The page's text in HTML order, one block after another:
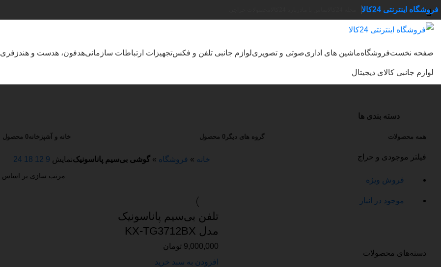
فروشگاه اینترنتی 24کالا
صفحه نخستفروشگاهماشین های اداریصوتی و تصویریلوازم جانبی تلفن و فکستجهیزات ارتباطات سازمانیهدفون، هدست و هندزفری
لوازم جانبی کالای دیجیتال
دسته بندی ها
همه محصولات گروه های دیگر 0 محصول خانه و آشپزخانه0 محصول
فیلتر موجودی و حراج
فروش ویژه
موجود در انبار
دسته‌های محصولات
خانه » فروشگاه » گوشی بی‌سیم پاناسونیکنمایش 9
12
18
24
تلفن بی‌سیم پاناسونیک
مدل KX-TG3712BX
9,000,000 تومان
افزودن به سبد خرید